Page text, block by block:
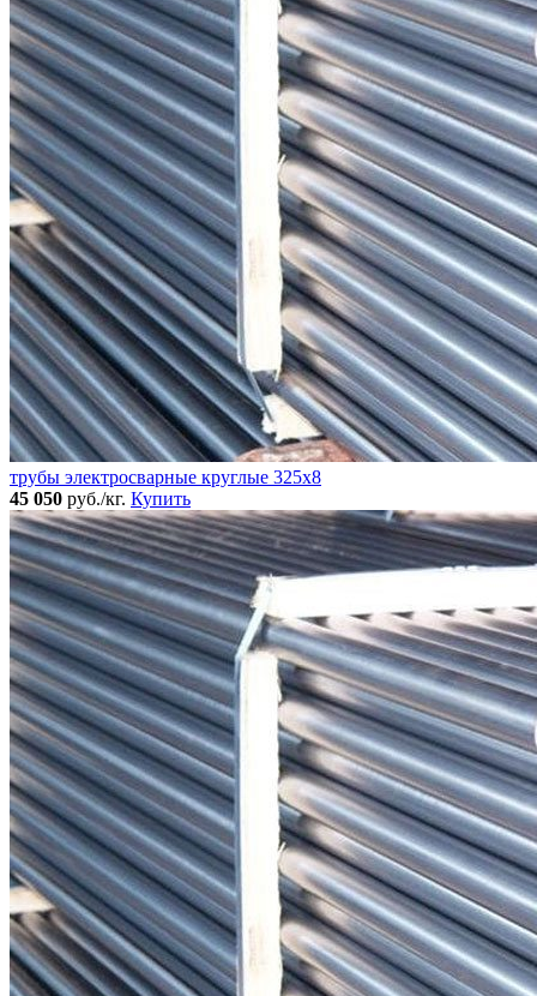
трубы электросварные круглые 325x8
45 050 руб./кг. Купить